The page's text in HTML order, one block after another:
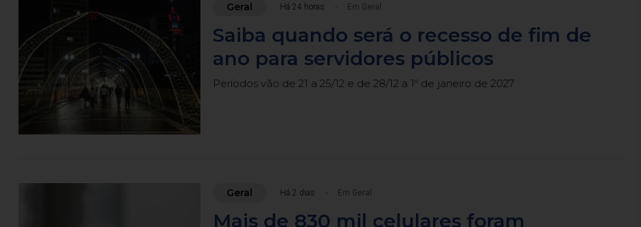
Geral Há 24 horas Em Geral
Saiba quando será o recesso de fim de
ano para servidores públicos
Períodos vão de 21 a 25/12 e de 28/12 a 1º de janeiro de 2027
Geral Há 2 dias Em Geral
Mais de 830 mil celulares foram